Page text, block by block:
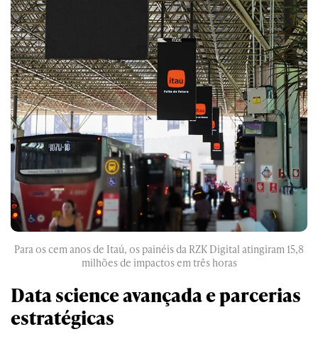
Para os cem anos de Itaú, os painéis da RZK Digital atingiram 15,8
milhões de impactos em três horas
Data science avançada e parcerias
estratégicas